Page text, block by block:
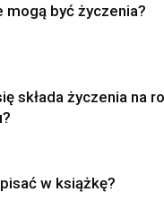
mogą być życzenia?
składa życzenia na
w książkę?